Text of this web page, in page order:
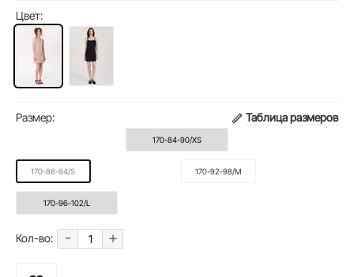
Цвет:
Размер: Таблица размеров
170-84-90/XS
170-88-94/S 170-92-98/M
170-96-102/L
Кол-во: - +